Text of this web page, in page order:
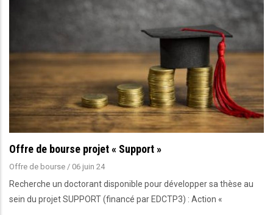
Offre de bourse projet « Support »
Offre de bourse / 06 juin 24
Recherche un doctorant disponible pour développer sa thèse au
sein du projet SUPPORT (financé par EDCTP3) : Action «